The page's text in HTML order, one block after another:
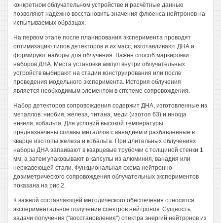
конкретном облучательном устройстве и расчётные данные
позволяют надёжно восстановить значения флюенса нейтронов на
испытываемых образцах.
На первом этапе после планирования эксперимента проводят
оптимизацию типов детекторов и их масс, изготавливают ДНА и
формируют наборы для облучения. Важен способ маркировки
наборов ДНА. Места установки ампул внутри облучательных
устройств выбирают на стадии конструирования или после
проведения модельного эксперимента. История облучения
является необходимым элементом в сггстеме сопровождения.
Набор детекторов сопровождения содержит ДНА, изготовленные из
металлов: ниобия, железа, титана, меди (изотоп 63) и иногда
никеля, кобальта. Для условий высокой температуры
предназначены сплавы металлов с ванадием и разбавленные в
кварце изотопы железа и кобальта. При длительных облучениях
наборы ДНА запаивают в кварцевые трубочки с толщиной стенки 1
мм, а затем упаковывают в капсулы из алюминия, ванадия или
нержавеющей стали. Функциональная схема нейтронно-
дозиметрического сопровождения облучательных экспериментов
показана на рис.2.
К важной составляющей методического обеспечения относится
экспериментальное получение спектров нейтронов. Сущность
задачи получения ("восстановления") спектра энергий нейтронов из